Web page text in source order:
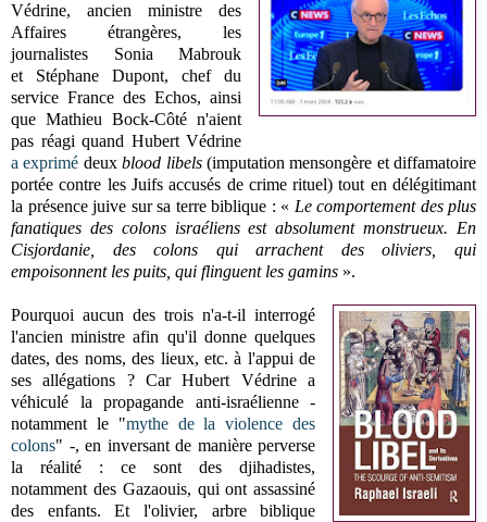
Védrine, ancien ministre des
Affaires étrangères, les
journalistes Sonia Mabrouk
et Stéphane Dupont, chef du
service France des Echos, ainsi
que Mathieu Bock-Côté n'aient
pas réagi quand Hubert Védrine
a exprimé deuxblood libels(imputation mensongère et diffamatoire
portée contre les Juifs accusés de crime rituel) tout en délégitimant
la présence juive sur sa terre biblique : « Le comportement des plus
fanatiques des colons israéliens est absolument monstrueux. En
Cisjordanie, des colons qui arrachent des oliviers, qui
empoisonnent les puits, qui flinguent les gamins ».
Pourquoi aucun des trois n'a-t-il interrogé
l'ancien ministre afin qu'il donne quelques
dates, des noms, des lieux, etc. à l'appui de
ses allégations ? Car Hubert Védrine a
véhiculé la propagande anti-israélienne -
notamment le "mythe de la violence des
colons" -, en inversant de manière perverse
la réalité : ce sont des djihadistes,
notamment des Gazaouis, qui ont assassiné
des enfants. Et l'olivier, arbre biblique